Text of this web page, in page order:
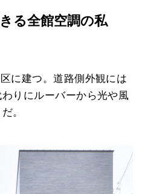
る全館空調の私
に建つ。道路側外観には
りにルーバーから光や風
。